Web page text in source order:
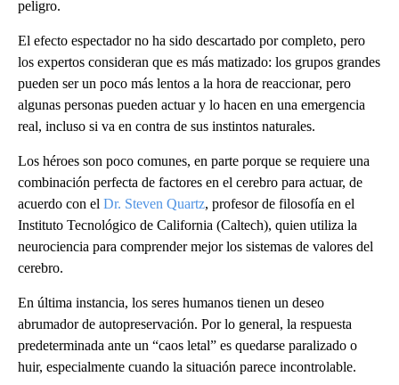
peligro.
El efecto espectador no ha sido descartado por completo, pero
los expertos consideran que es más matizado: los grupos grandes
pueden ser un poco más lentos a la hora de reaccionar, pero
algunas personas pueden actuar y lo hacen en una emergencia
real, incluso si va en contra de sus instintos naturales.
Los héroes son poco comunes, en parte porque se requiere una
combinación perfecta de factores en el cerebro para actuar, de
acuerdo con el Dr. Steven Quartz, profesor de filosofía en el
Instituto Tecnológico de California (Caltech), quien utiliza la
neurociencia para comprender mejor los sistemas de valores del
cerebro.
En última instancia, los seres humanos tienen un deseo
abrumador de autopreservación. Por lo general, la respuesta
predeterminada ante un “caos letal” es quedarse paralizado o
huir, especialmente cuando la situación parece incontrolable.